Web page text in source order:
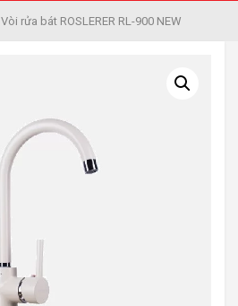
Vòi rửa bát ROSLERER RL-900 NEW